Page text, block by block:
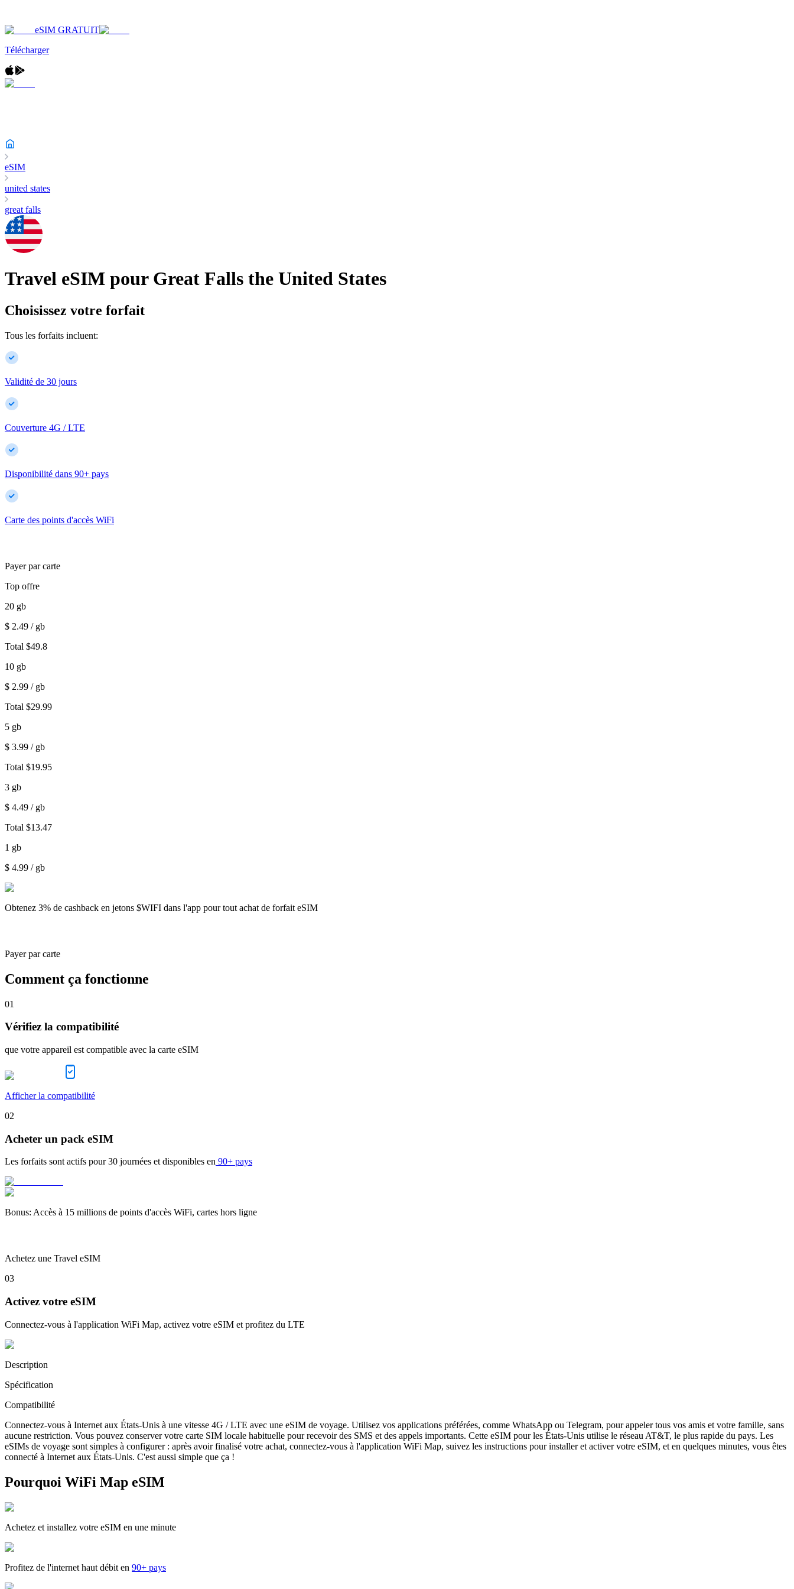
eSIM GRATUIT
Télécharger
eSIM
united states
great falls
Travel eSIM pour Great Falls the United States
Choisissez votre forfait
Tous les forfaits incluent:
Validité de 30 jours
Couverture 4G / LTE
Disponibilité dans 90+ pays
Carte des points d'accès WiFi
Payer par carte
Top offre
20 gb
$ 2.49 / gb
Total $49.8
10 gb
$ 2.99 / gb
Total $29.99
5 gb
$ 3.99 / gb
Total $19.95
3 gb
$ 4.49 / gb
Total $13.47
1 gb
$ 4.99 / gb
Obtenez 3% de cashback en jetons $WIFI dans l'app pour tout achat de forfait eSIM
Payer par carte
Comment ça fonctionne
01
Vérifiez la compatibilité
que votre appareil est compatible avec la carte eSIM
Afficher la compatibilité
02
Acheter un pack eSIM
Les forfaits sont actifs pour 30 journées et disponibles en 90+ pays
Bonus: Accès à 15 millions de points d'accès WiFi, cartes hors ligne
Achetez une Travel eSIM
03
Activez votre eSIM
Connectez-vous à l'application WiFi Map, activez votre eSIM et profitez du LTE
Description
Spécification
Compatibilité
Connectez-vous à Internet aux États-Unis à une vitesse 4G / LTE avec une eSIM de voyage. Utilisez vos applications préférées, comme WhatsApp ou Telegram, pour appeler tous vos amis et votre famille, sans
aucune restriction. Vous pouvez conserver votre carte SIM locale habituelle pour recevoir des SMS et des appels importants. Cette eSIM pour les États-Unis utilise le réseau AT&T, le plus rapide du pays. Les
eSIMs de voyage sont simples à configurer : après avoir finalisé votre achat, connectez-vous à l'application WiFi Map, suivez les instructions pour installer et activer votre eSIM, et en quelques minutes, vous êtes
connecté à Internet aux États-Unis. C'est aussi simple que ça !
Pourquoi WiFi Map eSIM
Achetez et installez votre eSIM en une minute
Profitez de l'internet haut débit en 90+ pays